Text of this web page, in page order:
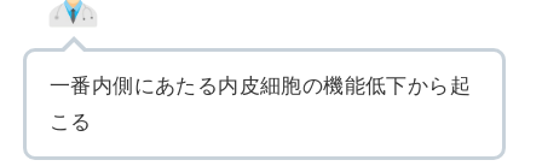
一番内側にあたる内皮細胞の機能低下から起
こる